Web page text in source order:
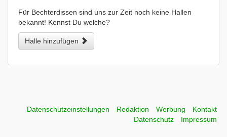
Für Bechterdissen sind uns zur Zeit noch keine Hallen
bekannt! Kennst Du welche?
Halle hinzufügen
Datenschutzeinstellungen Redaktion Werbung
Kontakt
Datenschutz
Impressum